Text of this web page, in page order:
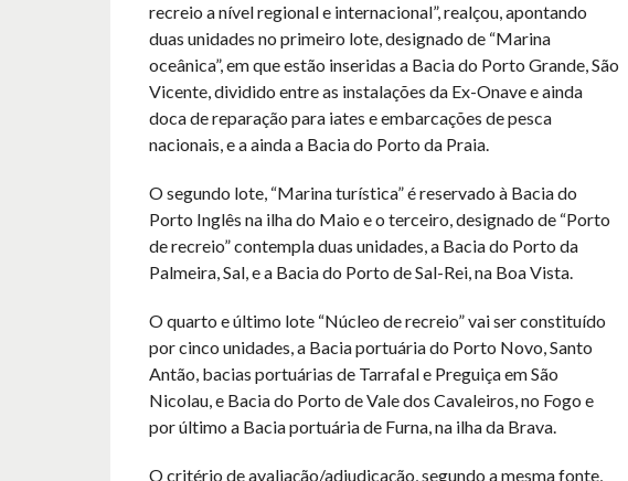
recreio a nível regional e internacional”, realçou, apontando
duas unidades no primeiro lote, designado de “Marina
oceânica”, em que estão inseridas a Bacia do Porto Grande, São
Vicente, dividido entre as instalações da Ex-Onave e ainda
doca de reparação para iates e embarcações de pesca
nacionais, e a ainda a Bacia do Porto da Praia.
O segundo lote, “Marina turística” é reservado à Bacia do
Porto Inglês na ilha do Maio e o terceiro, designado de “Porto
de recreio” contempla duas unidades, a Bacia do Porto da
Palmeira, Sal, e a Bacia do Porto de Sal-Rei, na Boa Vista.
O quarto e último lote “Núcleo de recreio” vai ser constituído
por cinco unidades, a Bacia portuária do Porto Novo, Santo
Antão, bacias portuárias de Tarrafal e Preguiça em São
Nicolau, e Bacia do Porto de Vale dos Cavaleiros, no Fogo e
por último a Bacia portuária de Furna, na ilha da Brava.
O critério de avaliação/adjudicação, segundo a mesma fonte,